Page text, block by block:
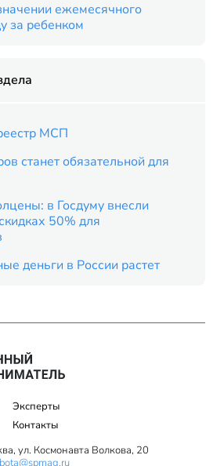
ежемесячного
за ребенком
МСП
станет обязательной для
в Госдуму внесли
50% для
деньги в России растет
Эксперты
Контакты
ул. Космонавта Волкова, 20